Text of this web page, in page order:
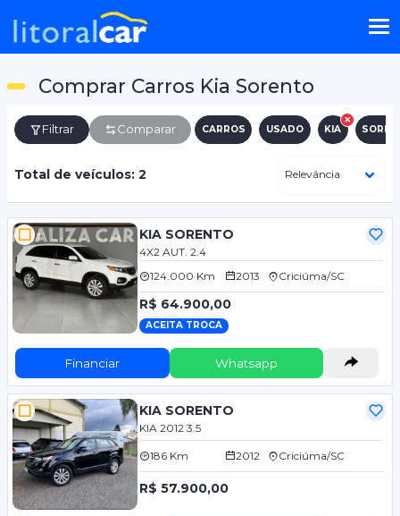
Comprar Carros Kia Sorento
Filtrar Comparar CARROS USADO KIA
Total de veículos: 2
KIA SORENTO
4X2 AUT. 2.4
124.000 Km
2013 Criciúma/SC
R$ 64.900,00
ACEITA TROCA
Financiar Whatsapp
KIA SORENTO
KIA 2012 3.5
186 Km 2012 Criciúma/SC
R$ 57.900,00